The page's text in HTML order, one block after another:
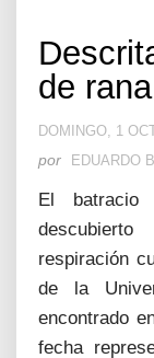
de
DOMINGO, 1
por EDUARDO
El batracio
respiración
de la
encontrado
fecha